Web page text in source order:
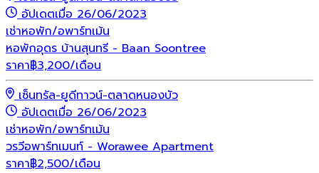
อัปเดตเมื่อ 26/06/2023
เช่าหอพัก/อพาร์ทเม้น
หอพักอุดร บ้านสุนทรี - Baan Soontree
ราคา฿3,200/เดือน
เซ็นทรัล-ยูดีทาวน์-ตลาดหนองบัว
อัปเดตเมื่อ 26/06/2023
เช่าหอพัก/อพาร์ทเม้น
วรวีอพาร์ทเมนท์ - Worawee Apartment
ราคา฿2,500/เดือน